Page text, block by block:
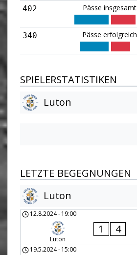
402 Pässe insgesamt
340 Pässe erfolgreich
SPIELERSTATISTIKEN
Luton
LETZTE BEGEGNUNGEN
Luton
12.8.2024-19:00
Luton
1 4
19.5.2024-15:00